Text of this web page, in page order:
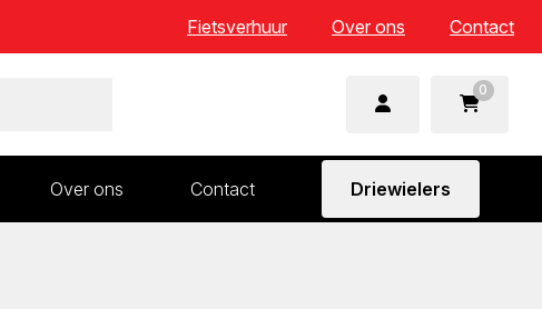
Fietsverhuur Over ons Contact
0
Over ons Contact Driewielers